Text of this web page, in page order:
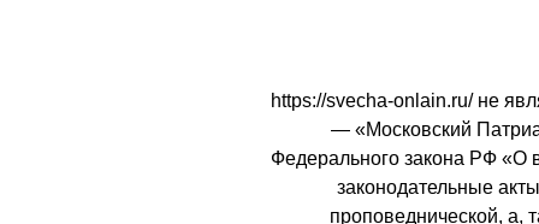
https://svecha-onlain.ru/ не
— «Московский
Федерального закона РФ «О
законодательные
проповеднической, а,